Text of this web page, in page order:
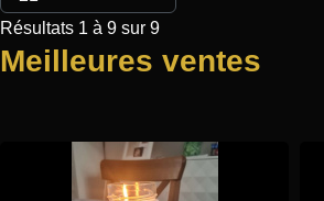
Résultats 1 à 9 sur 9
Meilleures ventes